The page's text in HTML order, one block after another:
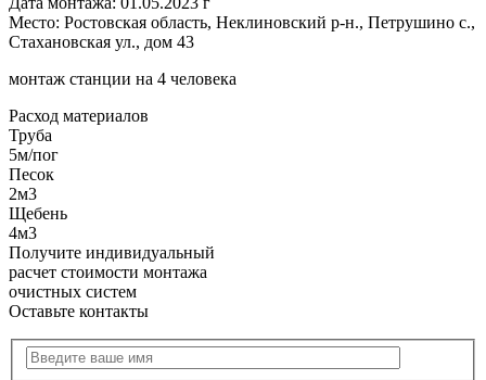
Место: Ростовская область, Неклиновский р-н., Петрушино с.,
Стахановская ул., дом 43
монтаж станции на 4 человека
Расход материалов
Труба
5м/пог
Песок
2м3
Щебень
4м3
Получите индивидуальный
расчет стоимости монтажа
очистных систем
Оставьте контакты